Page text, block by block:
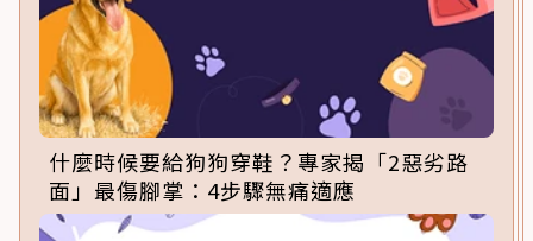
什麼時候要給狗狗穿鞋？專家揭「2惡劣路
面」最傷腳掌：4步驟無痛適應